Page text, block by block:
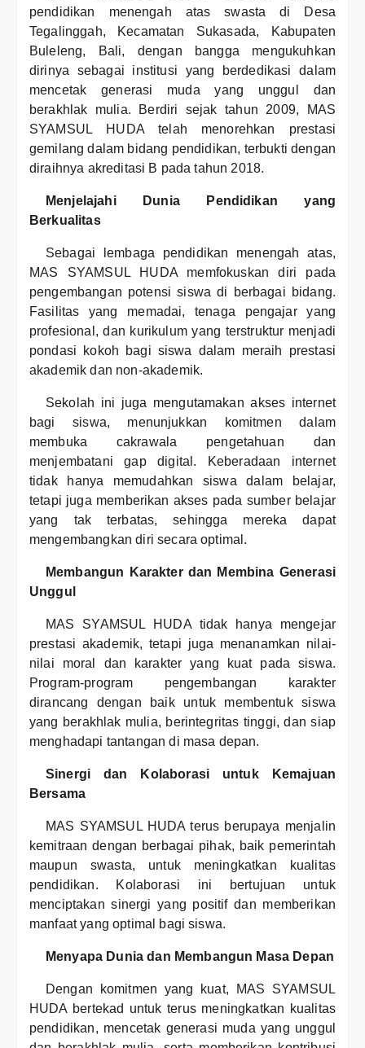
pendidikan menengah atas swasta di Desa
Tegalinggah, Kecamatan Sukasada, Kabupaten
Buleleng, Bali, dengan bangga mengukuhkan
dirinya sebagai institusi yang berdedikasi dalam
mencetak generasi muda yang unggul dan
berakhlak mulia. Berdiri sejak tahun 2009, MAS
SYAMSUL HUDA telah menorehkan prestasi
gemilang dalam bidang pendidikan, terbukti dengan
diraihnya akreditasi B pada tahun 2018.
Menjelajahi Dunia Pendidikan yang
Berkualitas
Sebagai lembaga pendidikan menengah atas,
MAS SYAMSUL HUDA memfokuskan diri pada
pengembangan potensi siswa di berbagai bidang.
Fasilitas yang memadai, tenaga pengajar yang
profesional, dan kurikulum yang terstruktur menjadi
pondasi kokoh bagi siswa dalam meraih prestasi
akademik dan non-akademik.
Sekolah ini juga mengutamakan akses internet
bagi siswa, menunjukkan komitmen dalam
membuka cakrawala pengetahuan dan
menjembatani gap digital. Keberadaan internet
tidak hanya memudahkan siswa dalam belajar,
tetapi juga memberikan akses pada sumber belajar
yang tak terbatas, sehingga mereka dapat
mengembangkan diri secara optimal.
Membangun Karakter dan Membina Generasi
Unggul
MAS SYAMSUL HUDA tidak hanya mengejar
prestasi akademik, tetapi juga menanamkan nilai-
nilai moral dan karakter yang kuat pada siswa.
Program-program pengembangan karakter
dirancang dengan baik untuk membentuk siswa
yang berakhlak mulia, berintegritas tinggi, dan siap
menghadapi tantangan di masa depan.
Sinergi dan Kolaborasi untuk Kemajuan
Bersama
MAS SYAMSUL HUDA terus berupaya menjalin
kemitraan dengan berbagai pihak, baik pemerintah
maupun swasta, untuk meningkatkan kualitas
pendidikan. Kolaborasi ini bertujuan untuk
menciptakan sinergi yang positif dan memberikan
manfaat yang optimal bagi siswa.
Menyapa Dunia dan Membangun Masa Depan
Dengan komitmen yang kuat, MAS SYAMSUL
HUDA bertekad untuk terus meningkatkan kualitas
pendidikan, mencetak generasi muda yang unggul